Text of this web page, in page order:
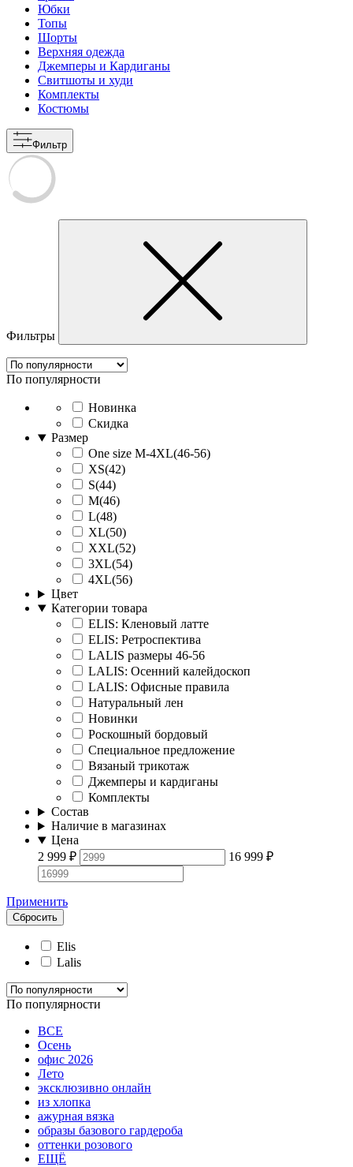
Юбки
Топы
Шорты
Верхняя одежда
Джемперы и Кардиганы
Свитшоты и худи
Комплекты
Костюмы
Фильтр
Фильтры
По популярности
Новинка
Скидка
Размер
One size M-4XL(46-56)
XS(42)
S(44)
M(46)
L(48)
XL(50)
XXL(52)
3XL(54)
4XL(56)
Цвет
Категории товара
ELIS: Кленовый латте
ELIS: Ретроспектива
LALIS размеры 46-56
LALIS: Осенний калейдоскоп
LALIS: Офисные правила
Натуральный лен
Новинки
Роскошный бордовый
Специальное предложение
Вязаный трикотаж
Джемперы и кардиганы
Комплекты
Состав
Наличие в магазинах
Цена
2 999 ₽ 16 999 ₽
Применить
Сбросить
Elis
Lalis
По популярности
ВСЕ
Осень
офис 2026
Лето
эксклюзивно онлайн
из хлопка
ажурная вязка
образы базового гардероба
оттенки розового
ЕЩЁ